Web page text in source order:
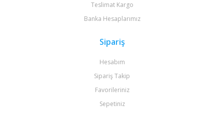
Teslimat Kargo
Banka Hesaplarımız
Sipariş
Hesabım
Sipariş Takip
Favorileriniz
Sepetiniz